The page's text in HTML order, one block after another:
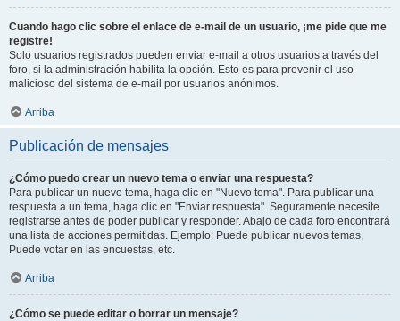
Cuando hago clic sobre el enlace de e-mail de un usuario, ¡me pide que me
registre!
Solo usuarios registrados pueden enviar e-mail a otros usuarios a través del
foro, si la administración habilita la opción. Esto es para prevenir el uso
malicioso del sistema de e-mail por usuarios anónimos.
Arriba
Publicación de mensajes
¿Cómo puedo crear un nuevo tema o enviar una respuesta?
Para publicar un nuevo tema, haga clic en "Nuevo tema". Para publicar una
respuesta a un tema, haga clic en "Enviar respuesta". Seguramente necesite
registrarse antes de poder publicar y responder. Abajo de cada foro encontrará
una lista de acciones permitidas. Ejemplo: Puede publicar nuevos temas,
Puede votar en las encuestas, etc.
Arriba
¿Cómo se puede editar o borrar un mensaje?